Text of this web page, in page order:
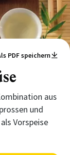
PDF speichern
aus
und
Vorspeise